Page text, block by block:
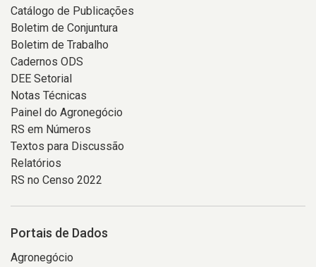
Catálogo de Publicações
Boletim de Conjuntura
Boletim de Trabalho
Cadernos ODS
DEE Setorial
Notas Técnicas
Painel do Agronegócio
RS em Números
Textos para Discussão
Relatórios
RS no Censo 2022
Portais de Dados
Agronegócio